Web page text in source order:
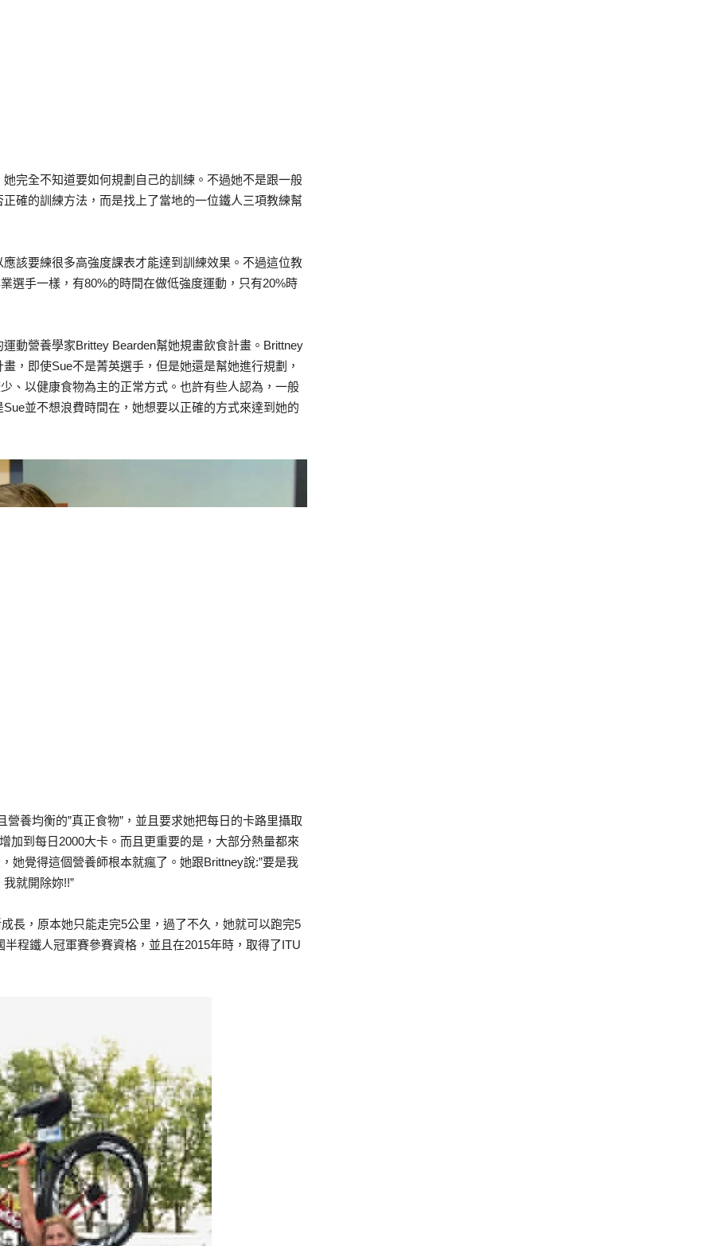
完全不知道要如何規劃自己的訓練。不過她不是跟一般
確的訓練方法，而是找上了當地的一位鐵人三項教練幫
該要練很多高強度課表才能達到訓練效果。不過這位教
選手一樣，有80%的時間在做低強度運動，只有20%時
動營養學家Brittey Bearden幫她規畫飲食計畫。Brittney
，即使Sue不是菁英選手，但是她還是幫她進行規劃，
、以健康食物為主的正常方式。也許有些人認為，一般
並不想浪費時間在，她想要以正確的方式來達到她的
養均衡的”真正食物”，並且要求她把每日的卡路里攝取
加到每日2000大卡。而且更重要的是，大部分熱量都來
她覺得這個營養師根本就瘋了。她跟Brittney說:”要是我
就開除妳!!”
長，原本她只能走完5公里，過了不久，她就可以跑完5
程鐵人冠軍賽參賽資格，並且在2015年時，取得了ITU